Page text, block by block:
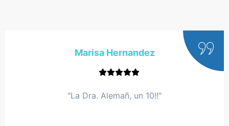
Marisa Hernandez
"La Dra. Alemañ, un 10!!"